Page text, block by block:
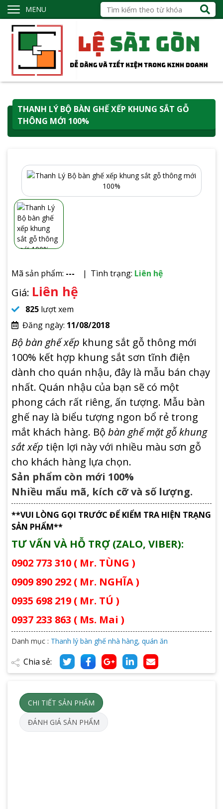
MENU
THANH LÝ BỘ BÀN GHẾ XẾP KHUNG SẮT GỖ
THÔNG MỚI 100%
Mã sản phẩm: --- Tình trạng: Liên hệ
Giá: Liên hệ
825 lượt xem
Đăng ngày: 11/08/2018
Bộ bàn ghế xếp khung sắt gỗ thông mới
100% kết hợp khung sắt sơn tĩnh điện
dành cho quán nhậu, đây là mẫu bán chạy
nhất. Quán nhậu của bạn sẽ có một
phong cách rất riêng, ấn tượng. Mẫu bàn
ghế nay là biểu tượng ngon bổ rẻ trong
mắt khách hàng. Bộ bàn ghế mặt gỗ khung
sắt xếp tiện lợi này với nhiều màu sơn gỗ
cho khách hàng lựa chọn.
Sản phẩm còn mới 100%
Nhiều mẩu mã, kích cỡ và số lượng.
**VUI LÒNG GỌI TRƯỚC ĐỂ KIỂM TRA HIỆN TRẠNG
SẢN PHẨM**
TƯ VẤN VÀ HỖ TRỢ (ZALO, VIBER):
0902 773 310 ( Mr. TÙNG )
0909 890 292 ( Mr. NGHĨA )
0935 698 219 ( Mr. TÚ )
0937 233 863 ( Ms. Mai )
Danh mục : Thanh lý bàn ghế nhà hàng, quán ăn
Chia sẻ:
CHI TIẾT SẢN PHẨM
ĐÁNH GIÁ SẢN PHẨM